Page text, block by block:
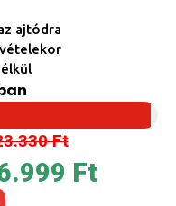
ajtódra
Ft
Ft